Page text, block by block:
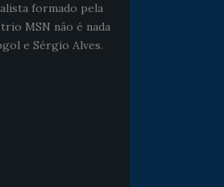
formado pela
MSN não é nada
e Sérgio Alves.